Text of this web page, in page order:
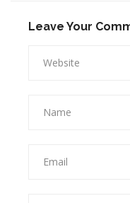
Leave Your